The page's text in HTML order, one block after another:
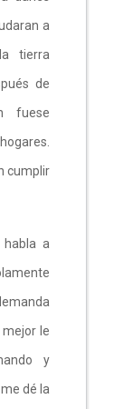
a
tierra
de
fuese
cumplir
habla a
le
y
dé la